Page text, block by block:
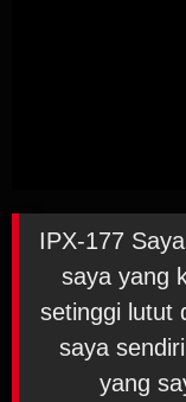
IPX-177
saya yang
setinggi lutut
saya
yang